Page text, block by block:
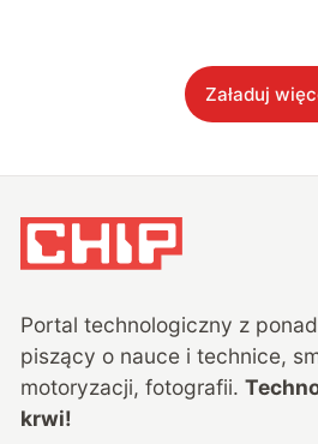
Załaduj
Portal technologiczny z ponad
piszący o nauce i technice,
motoryzacji, fotografii.
krwi!